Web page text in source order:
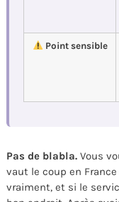
Point sensible
Pas de blabla. Vous
vaut le coup en
vraiment, et si le